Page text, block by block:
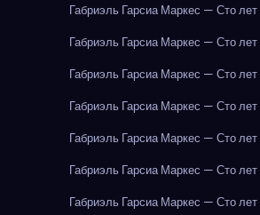
Габриэль Гарсиа Маркес — Сто
Габриэль Гарсиа Маркес — Сто
Габриэль Гарсиа Маркес — Сто
Габриэль Гарсиа Маркес — Сто
Габриэль Гарсиа Маркес — Сто
Габриэль Гарсиа Маркес — Сто
Габриэль Гарсиа Маркес — Сто